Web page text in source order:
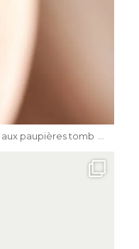
paupières tomb ...